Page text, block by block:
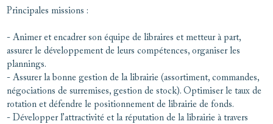
Principales missions :
- Animer et encadrer son équipe de libraires et metteur à part,
assurer le développement de leurs compétences, organiser les
plannings.
- Assurer la bonne gestion de la librairie (assortiment, commandes,
négociations de surremises, gestion de stock). Optimiser le taux de
rotation et défendre le positionnement de librairie de fonds.
- Développer l’attractivité et la réputation de la librairie à travers